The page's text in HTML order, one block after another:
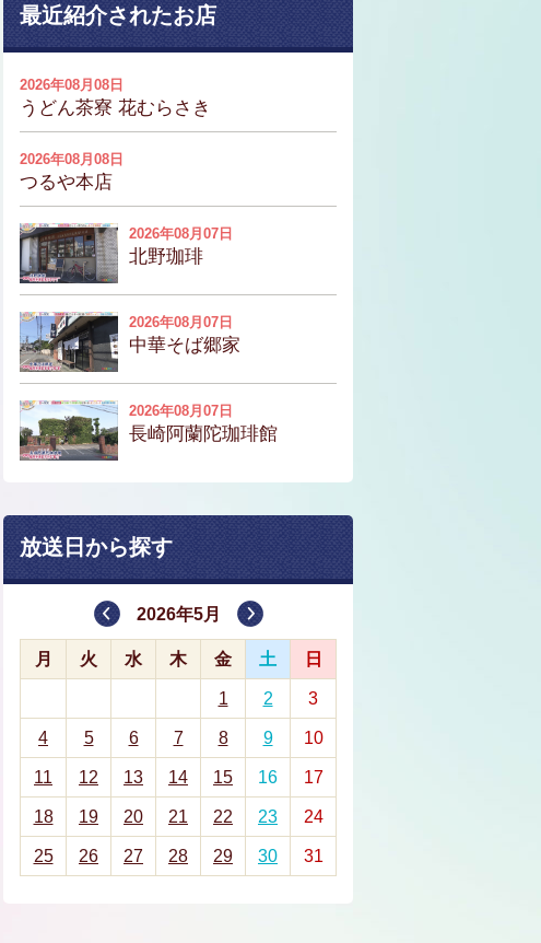
最近紹介されたお店
2026年08月08日
うどん茶寮 花むらさき
2026年08月08日
つるや本店
2026年08月07日
北野珈琲
2026年08月07日
中華そば郷家
2026年08月07日
長崎阿蘭陀珈琲館
放送日から探す
2026年5月
月 火 水 木 金 土 日
1 2 3
4 5 6 7 8 9 10
11 12 13 14 15 16 17
18 19 20 21 22 23 24
25 26 27 28 29 30 31